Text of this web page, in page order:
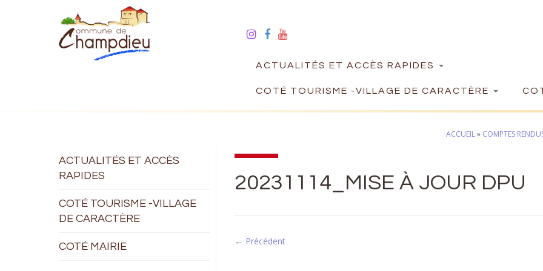
ACTUALITÉS ET ACCÈS RAPIDES
COTÉ TOURISME -VILLAGE DE CARACTÈRE
ACCUEIL» COMPTES
ACTUALITÉS ET ACCÈS
RAPIDES
COTÉ TOURISME -VILLAGE
DE CARACTÈRE
COTÉ MAIRIE
20231114_MISE À JOUR DPU
← Précédent